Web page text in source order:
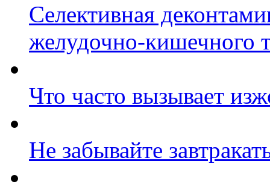
Селективная
желудочно-кишечного
Что часто вызывает
Не забывайте